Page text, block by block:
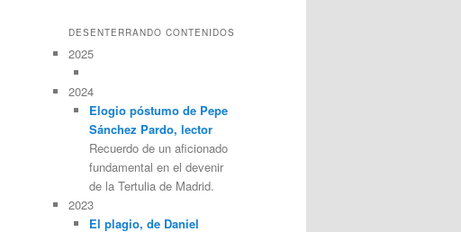
DESENTERRANDO CONTENIDOS
2025
2024
Elogio póstumo de Pepe
Sánchez Pardo, lector
Recuerdo de un aficionado
fundamental en el devenir
de la Tertulia de Madrid.
2023
El plagio, de Daniel